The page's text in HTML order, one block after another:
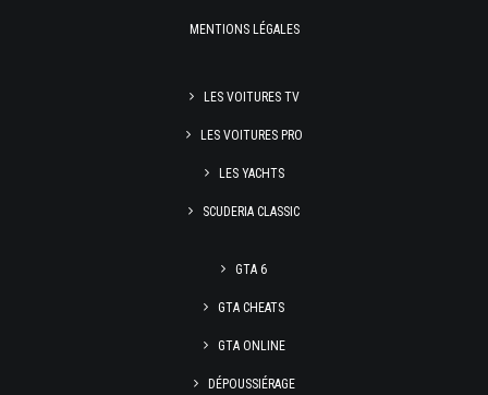
MENTIONS LÉGALES
LES VOITURES TV
LES VOITURES PRO
LES YACHTS
SCUDERIA CLASSIC
GTA 6
GTA CHEATS
GTA ONLINE
DÉPOUSSIÉRAGE